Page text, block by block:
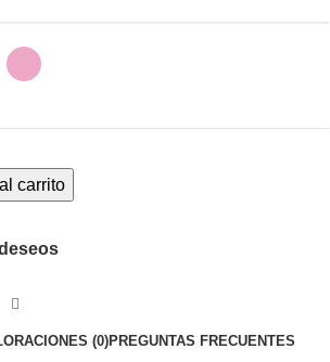
carrito
(0)PREGUNTAS FRECUENTES